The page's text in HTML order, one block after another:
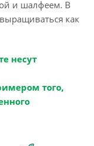
и шалфеем. В
как
несут
того,